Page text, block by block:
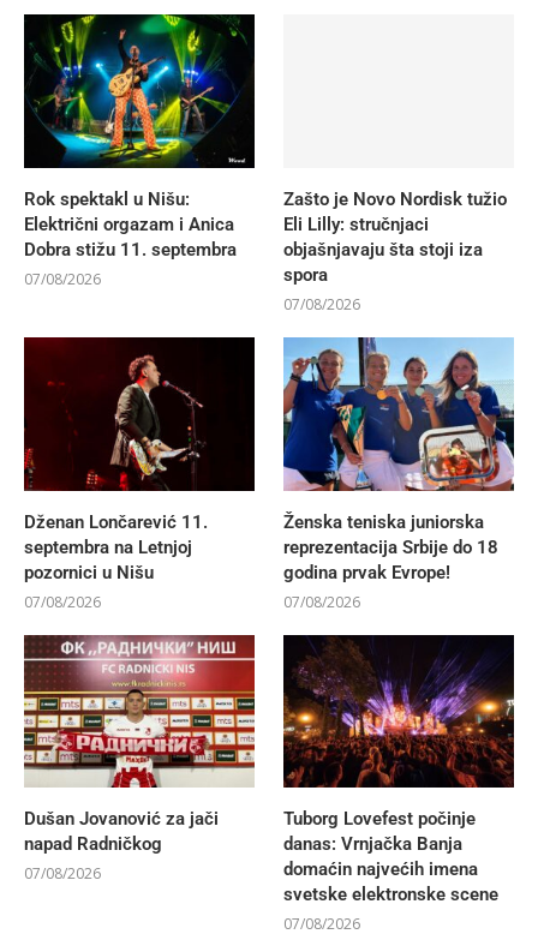
Rok spektakl u Nišu:
Električni orgazam i Anica
Dobra stižu 11. septembra
07/08/2026
Zašto je Novo Nordisk tužio
Eli Lilly: stručnjaci
objašnjavaju šta stoji iza
spora
07/08/2026
Dženan Lončarević 11.
septembra na Letnjoj
pozornici u Nišu
07/08/2026
Ženska teniska juniorska
reprezentacija Srbije do 18
godina prvak Evrope!
07/08/2026
Dušan Jovanović za jači
napad Radničkog
07/08/2026
Tuborg Lovefest počinje
danas: Vrnjačka Banja
domaćin najvećih imena
svetske elektronske scene
07/08/2026